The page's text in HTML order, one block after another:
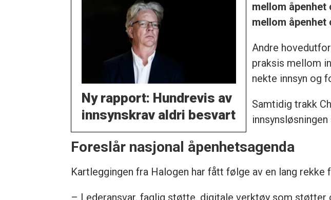
Ny rapport: Hundrevis av
innsynskrav aldri besvart
mellom
mellom
Andre
praksis mellom
nekte innsyn og
Samtidig trakk
Foreslår nasjonal åpenhetsagenda
Kartleggingen fra Halogen har fått følge av en lang